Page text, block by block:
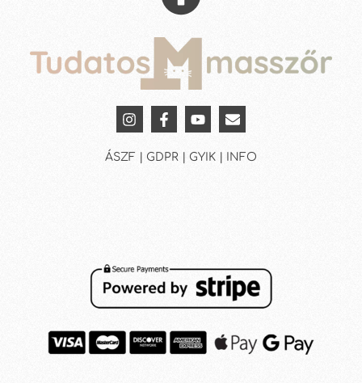
ÁSZF | GDPR | GYIK | INFO